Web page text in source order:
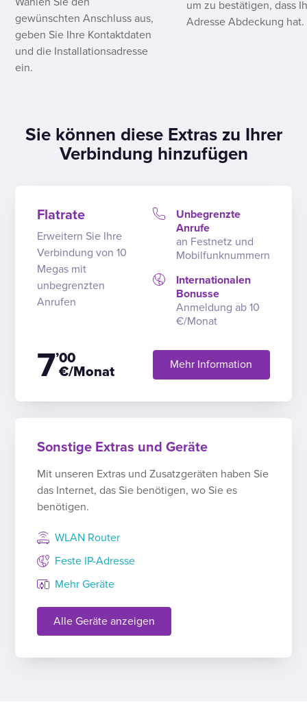
gewünschten Anschluss aus,
geben Sie Ihre Kontaktdaten
und die Installationsadresse
ein.
um zu bestätigen, dass
Adresse Abdeckung hat.
Sie können diese Extras zu Ihrer
Verbindung hinzufügen
Flatrate
Erweitern Sie Ihre
Verbindung von 10
Megas mit
unbegrenzten
Anrufen
Mehr Information
Unbegrenzte
Anrufe
an Festnetz und
Mobilfunknummern
Internationalen
Bonusse
Anmeldung ab 10
€/Monat
7’00
€/Monat
Sonstige Extras und Geräte
Mit unseren Extras und Zusatzgeräten haben Sie
das Internet, das Sie benötigen, wo Sie es
benötigen.
WLAN Router
Feste IP-Adresse
Mehr Geräte
Alle Geräte anzeigen